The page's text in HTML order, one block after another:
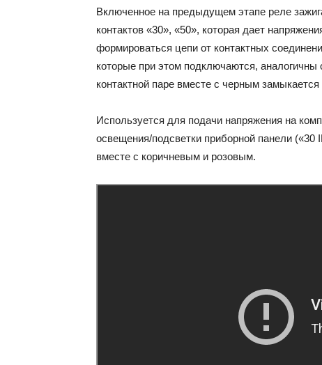
Включенное на предыдущем этапе реле
контактов «30», «50», которая дает
формироваться цепи от контактных
которые при этом подключаются,
контактной паре вместе с черным
Используется для подачи напряжения на
освещения/подсветки приборной панели
вместе с коричневым и розовым.